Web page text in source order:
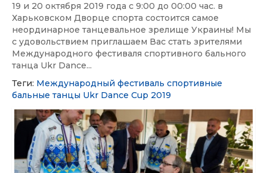
19 и 20 октября 2019 года с 9:00 до 00:00 час. в
Харьковском Дворце спорта состоится самое
неординарное танцевальное зрелище Украины! Мы
с удовольствием приглашаем Вас стать зрителями
Международного фестиваля спортивного бального
танца Ukr Dance...
Теги: Международный фестиваль спортивные
бальные танцы Ukr Dance Cup 2019